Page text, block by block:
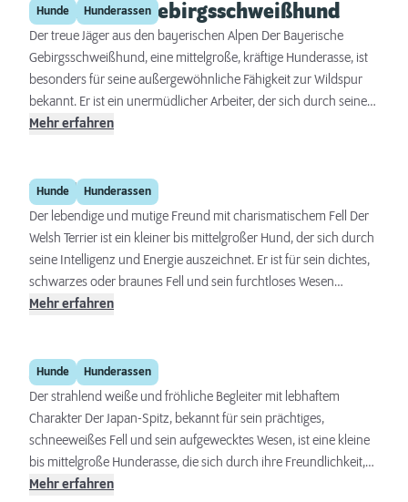
als auch auf dem Land, solange sie regelmäßige Bewegung und
Aufmerksamkeit erhalten.
Hunde Hunderassen
Bayerischer Gebirgsschweißhund
Der treue Jäger aus den bayerischen Alpen Der Bayerische
Gebirgsschweißhund, eine mittelgroße, kräftige Hunderasse, ist
besonders für seine außergewöhnliche Fähigkeit zur Wildspur
bekannt. Er ist ein unermüdlicher Arbeiter, der sich durch seine
Ausdauer, seinen scharfen Geruchssinn und seine
einen intelligenten und fokussierten Begleiter suchen. Eine
konsequente Erziehung und die Möglichkeit, seiner Spürnase
regelmäßig freien Lauf zu lassen, sind wesentlich für das
Wohlbefinden dieser Rasse.
Mehr erfahren
Hunde Hunderassen
Welsh Terrier
Der lebendige und mutige Freund mit charismatischem Fell Der
Welsh Terrier ist ein kleiner bis mittelgroßer Hund, der sich durch
seine Intelligenz und Energie auszeichnet. Er ist für sein dichtes,
schwarzes oder braunes Fell und sein furchtloses Wesen
bekannt. Diese Rasse ist lebhaft und liebt Spiel und Bewegung,
körperliche Auslastung sind unerlässlich, um diesen Hund
zufrieden und ausgeglichen zu halten.
Mehr erfahren
Hunde Hunderassen
Japan-Spitz
Der strahlend weiße und fröhliche Begleiter mit lebhaftem
Charakter Der Japan-Spitz, bekannt für sein prächtiges,
schneeweißes Fell und sein aufgewecktes Wesen, ist eine kleine
bis mittelgroße Hunderasse, die sich durch ihre Freundlichkeit,
Intelligenz und Anpassungsfähigkeit auszeichnet. Diese Rasse ist
Mehr erfahren